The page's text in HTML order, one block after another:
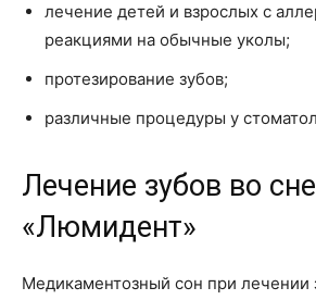
лечение детей и взрослых с
реакциями на обычные уколы;
протезирование зубов;
различные процедуры у
Лечение зубов во
«Люмидент»
Медикаментозный сон при лечении